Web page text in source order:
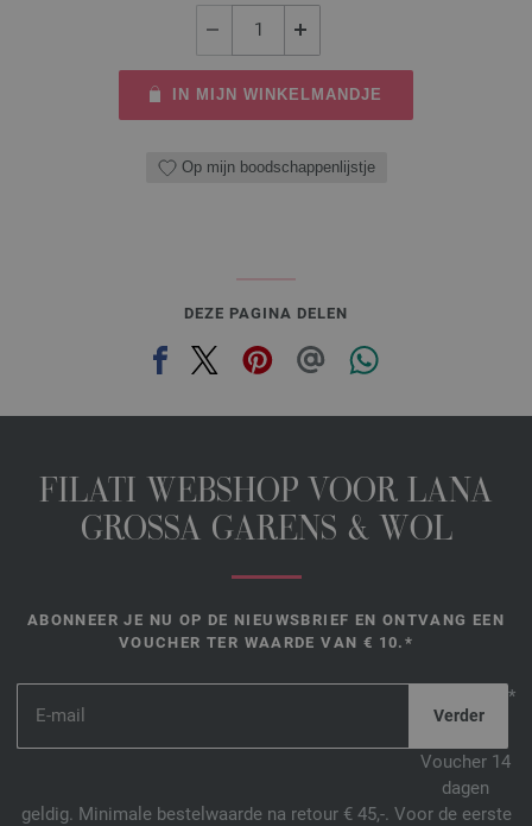
IN MIJN WINKELMANDJE
Op mijn boodschappenlijstje
DEZE PAGINA DELEN
FILATI WEBSHOP VOOR LANA
GROSSA GARENS & WOL
ABONNEER JE NU OP DE NIEUWSBRIEF EN ONTVANG EEN
VOUCHER TER WAARDE VAN € 10.*
*
Voucher 14
dagen
geldig. Minimale bestelwaarde na retour € 45,-. Voor de eerste